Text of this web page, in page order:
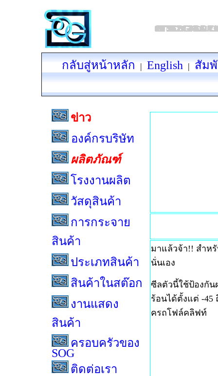
กลับสู่หน้าหลัก | English | สัม
ข่าว
องค์กรบริษัท
ผลิตภัณฑ์
โรงงานผลิต
วัสดุสินค้า
การกระจาย
สินค้า
ประเภทสินค้า
สินค้าในสต๊อก
งานแสดง
สินค้า
ครอบครัวของ
SOG
ติดต่อเรา
มาแล้วจ้า!! สำห
นั่นเอง
ซีลตัวนี้ใช้ป้องกัน
ร้อนได้ตั้งแต่ -45
ครถโฟล์คลิฟท์